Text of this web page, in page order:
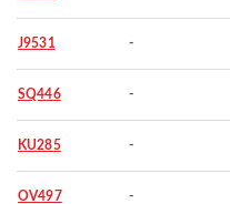
J9531 -
SQ446 -
KU285 -
OV497 -